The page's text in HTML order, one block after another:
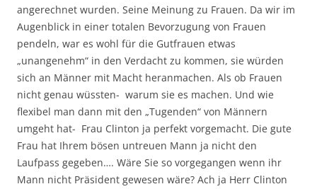
angerechnet wurden. Seine Meinung zu Frauen. Da wir im
Augenblick in einer totalen Bevorzugung von Frauen
pendeln, war es wohl für die Gutfrauen etwas
„unangenehm“ in den Verdacht zu kommen, sie würden
sich an Männer mit Macht heranmachen. Als ob Frauen
nicht genau wüssten- warum sie es machen. Und wie
flexibel man dann mit den „Tugenden“ von Männern
umgeht hat- Frau Clinton ja perfekt vorgemacht. Die gute
Frau hat Ihrem bösen untreuen Mann ja nicht den
Laufpass gegeben…. Wäre Sie so vorgegangen wenn ihr
Mann nicht Präsident gewesen wäre? Ach ja Herr Clinton